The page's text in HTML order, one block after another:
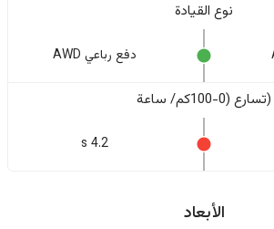
نوع القيادة
دفع رباعي AWD
(تسارع (0-100كم/ ساعة
4.2 s
الأبعاد